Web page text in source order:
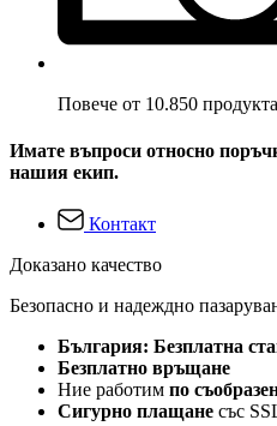
Повече от 10.850 продукта
Имате въпроси относно
нашия екип.
Контакт
Доказано качество
Безопасно и надеждно
България: Безплатна
Безплатно връщане
Ние работим по
Сигурно плащане със